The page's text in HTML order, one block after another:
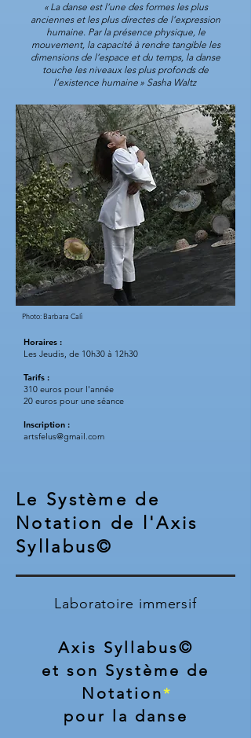
« La danse est l’une des formes les plus
anciennes et les plus directes de l’expression
humaine. Par la présence physique, le
mouvement, la capacité à rendre tangible les
dimensions de l’espace et du temps, la danse
touche les niveaux les plus profonds de
l’existence humaine » Sasha Waltz
Photo: Barbara Calì
Horaires :
Les Jeudis, de 10h30 à 12h30
Tarifs :
310 euros pour l'année
20 euros pour une séance
Inscription :
artsfelus@gmail.com
Le Système de
Notation de l'Axis
Syllabus©
Laboratoire immersif
Axis Syllabus©
et son Système de
Notation*
pour la danse